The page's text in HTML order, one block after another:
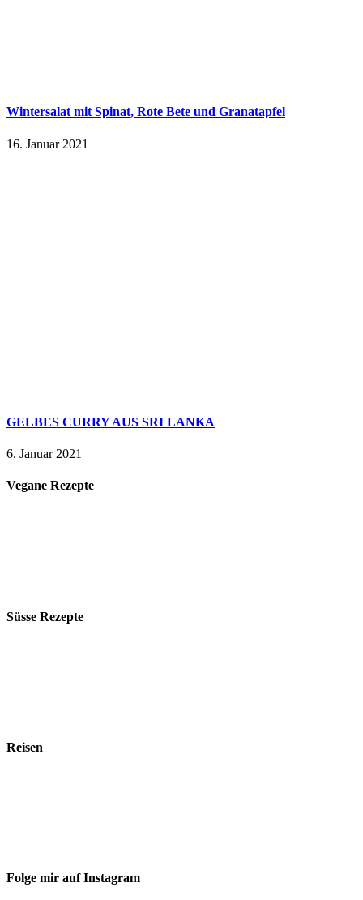
Wintersalat mit Spinat, Rote Bete und Granatapfel
16. Januar 2021
GELBES CURRY AUS SRI LANKA
6. Januar 2021
Vegane Rezepte
Süsse Rezepte
Reisen
Folge mir auf Instagram